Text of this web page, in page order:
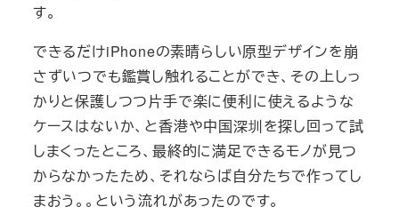
す。
できるだけiPhoneの素晴らしい原型デザインを崩
さずいつでも鑑賞し触れることができ、その上しっ
かりと保護しつつ片手で楽に便利に使えるような
ケースはないか、と香港や中国深圳を探し回って試
しまくったところ、最終的に満足できるモノが見つ
からなかったため、それならば自分たちで作ってし
まおう。。という流れがあったのです。